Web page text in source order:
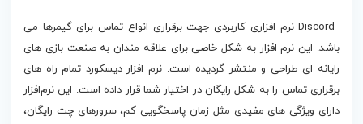
Discord نرم افزاری کاربردی جهت برقراری انواع تماس برای گیمرها می
باشد. این نرم افزار به شکل خاصی برای علاقه مندان به صنعت بازی های
رایانه ای طراحی و منتشر گردیده است. نرم افزار دیسکورد تمام راه های
برقراری تماس را به شکل رایگان در اختیار شما قرار داده است. این نرم‌افزار
دارای ویژگی‌ های مفیدی مثل زمان پاسخگویی کم، سرورهای چت رایگان،